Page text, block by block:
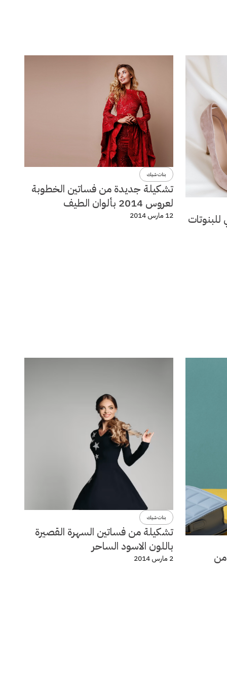
بنات شيك
تشكيلة جديدة من فساتين الخطوبة
لعروس 2014 بألوان الطيف
12 مارس 2014
وصيف 2014 من
بنات شيك
تشكيلة من فساتين السهرة القصيرة
باللون الاسود الساحر
2 مارس 2014